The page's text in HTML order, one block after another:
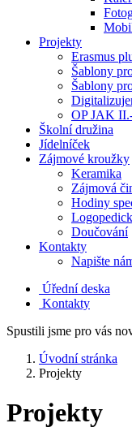
Projekty
Erasmus
Šablony
Šablony
OP JAK
Školní družina
Jídelníček
Zájmové kroužky
Keramika
Zájmová
Hodiny
Doučování
Kontakty
Napište
Úřední deska
Kontakty
Spustili jsme pro vás
Úvodní stránka
Projekty
Projekty